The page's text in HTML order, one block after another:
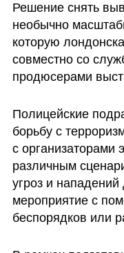
Решение снять
необычно
которую
совместно со
продюсерами
Полицейские
борьбу с
с организаторами
различным
угроз и
мероприятие с
беспорядков или